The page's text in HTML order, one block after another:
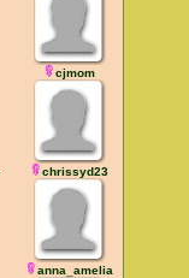
cjmom
chrissyd23
anna_amelia